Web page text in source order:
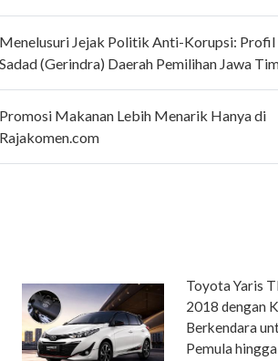
Jejak Politik Anti-Korupsi: Profil
(Gerindra) Daerah Pemilihan Jawa
Makanan Lebih Menarik Hanya di
Toyota Yaris
2018 dengan
Berkendara
Pemula